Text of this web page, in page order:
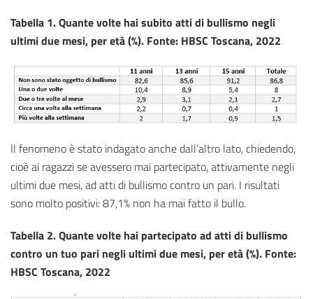
Tabella 1. Quante volte hai subito atti di bullismo negli
ultimi due mesi, per età (%). Fonte: HBSC Toscana, 2022
Il fenomeno è stato indagato anche dall’altro lato, chiedendo,
cioè ai ragazzi se avessero mai partecipato, attivamente negli
ultimi due mesi, ad atti di bullismo contro un pari. I risultati
sono molto positivi: 87,1% non ha mai fatto il bullo.
Tabella 2.Quante volte hai partecipato ad atti di bullismo
contro un tuo pari negli ultimi due mesi, per età (%). Fonte:
HBSC Toscana, 2022